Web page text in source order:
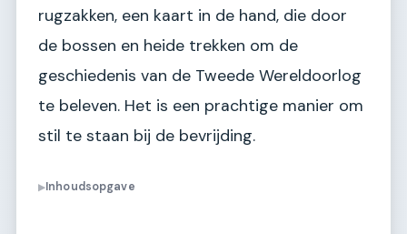
rugzakken, een kaart in de hand, die door
de bossen en heide trekken om de
geschiedenis van de Tweede Wereldoorlog
te beleven. Het is een prachtige manier om
stil te staan bij de bevrijding.
▶Inhoudsopgave